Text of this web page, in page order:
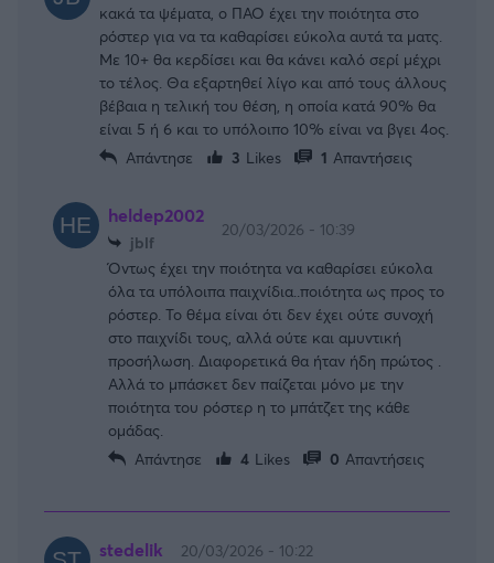
κακά τα ψέματα, ο ΠΑΟ έχει την ποιότητα στο
ρόστερ για να τα καθαρίσει εύκολα αυτά τα ματς.
Με 10+ θα κερδίσει και θα κάνει καλό σερί μέχρι
το τέλος. Θα εξαρτηθεί λίγο και από τους άλλους
βέβαια η τελική του θέση, η οποία κατά 90% θα
είναι 5 ή 6 και το υπόλοιπο 10% είναι να βγει 4ος.
Απάντησε
3 Likes 1 Απαντήσεις
heldep2002
jblf
20/03/2026 - 10:39
Όντως έχει την ποιότητα να καθαρίσει εύκολα
όλα τα υπόλοιπα παιχνίδια..ποιότητα ως προς το
ρόστερ. Το θέμα είναι ότι δεν έχει ούτε συνοχή
στο παιχνίδι τους, αλλά ούτε και αμυντική
προσήλωση. Διαφορετικά θα ήταν ήδη πρώτος .
Αλλά το μπάσκετ δεν παίζεται μόνο με την
ποιότητα του ρόστερ η το μπάτζετ της κάθε
ομάδας.
Απάντησε
4 Likes 0 Απαντήσεις
stedelik
20/03/2026 - 10:22